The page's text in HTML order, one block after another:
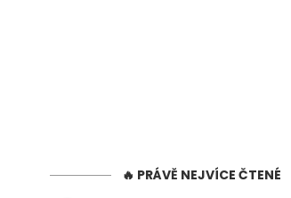
🔥 PRÁVĚ NEJVÍCE ČTENÉ